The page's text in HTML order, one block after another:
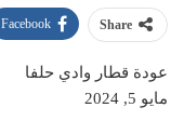
Share
Facebook
عودة قطار وادي حلفا
مايو 5, 2024